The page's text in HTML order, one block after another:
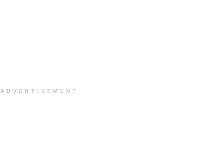
ADVERTISEMENT